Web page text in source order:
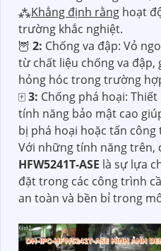
⁂Khẳng định rằng hoạt
trường khắc nghiệt.
🦉 2: Chống va đập: Vỏ
từ chất liệu chống va đập,
hỏng hóc trong trường
🀄3: Chống phá hoại:
tính năng bảo mật cao
bị phá hoại hoặc tấn công
Với những tính năng trên,
HFW5241T-ASE là sự lựa
đặt trong các công trình
an toàn và bền bỉ trong